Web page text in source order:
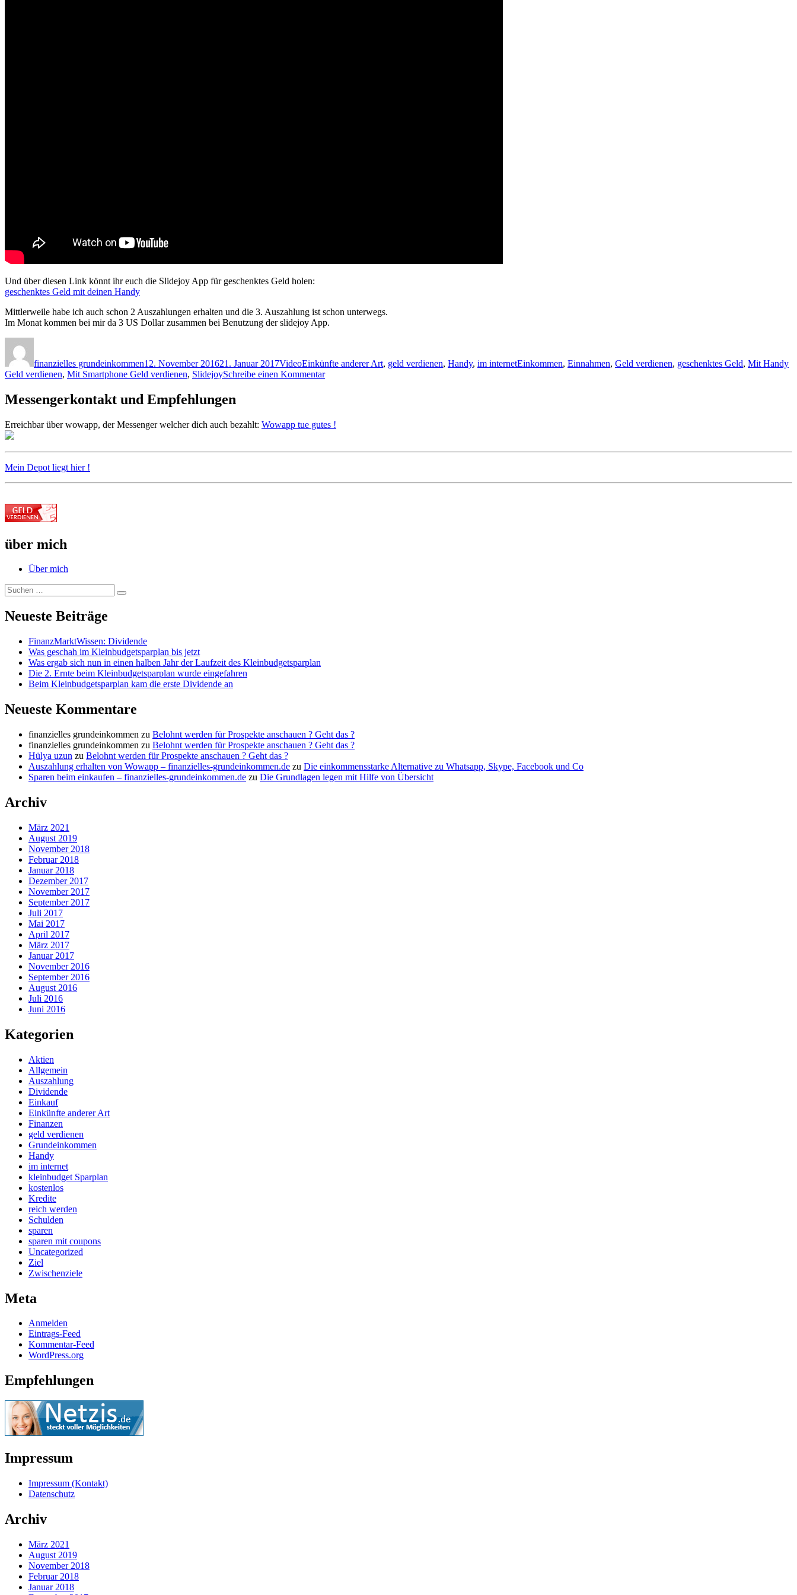
Und über diesen Link könnt ihr euch die Slidejoy App für geschenktes Geld holen:
geschenktes Geld mit deinen Handy
Mittlerweile habe ich auch schon 2 Auszahlungen erhalten und die 3. Auszahlung ist schon unterwegs.
Im Monat kommen bei mir da 3 US Dollar zusammen bei Benutzung der slidejoy App.
finanzielles grundeinkommen12. November 201621. Januar 2017VideoEinkünfte anderer Art, geld verdienen, Handy, im internetEinkommen, Einnahmen, Geld verdienen, geschenktes Geld, Mit Handy
Geld verdienen, Mit Smartphone Geld verdienen, SlidejoySchreibe einen Kommentarzu
Slidejoy
Messengerkontakt und Empfehlungen
Erreichbar über wowapp, der Messenger welcher dich auch bezahlt: Wowapp tue gutes !
Mein Depot liegt hier !
über mich
Über mich
Suche
nach:
Suchen
Neueste Beiträge
FinanzMarktWissen: Dividende
Was geschah im Kleinbudgetsparplan bis jetzt
Was ergab sich nun in einen halben Jahr der Laufzeit des Kleinbudgetsparplan
Die 2. Ernte beim Kleinbudgetsparplan wurde eingefahren
Beim Kleinbudgetsparplan kam die erste Dividende an
Neueste Kommentare
finanzielles grundeinkommen zu Belohnt werden für Prospekte anschauen ? Geht das ?
finanzielles grundeinkommen zu Belohnt werden für Prospekte anschauen ? Geht das ?
Hülya uzun zu Belohnt werden für Prospekte anschauen ? Geht das ?
Auszahlung erhalten von Wowapp – finanzielles-grundeinkommen.de zu Die einkommensstarke Alternative zu Whatsapp, Skype, Facebook und Co
Sparen beim einkaufen – finanzielles-grundeinkommen.de zu Die Grundlagen legen mit Hilfe von Übersicht
Archiv
März 2021
August 2019
November 2018
Februar 2018
Januar 2018
Dezember 2017
November 2017
September 2017
Juli 2017
Mai 2017
April 2017
März 2017
Januar 2017
November 2016
September 2016
August 2016
Juli 2016
Juni 2016
Kategorien
Aktien
Allgemein
Auszahlung
Dividende
Einkauf
Einkünfte anderer Art
Finanzen
geld verdienen
Grundeinkommen
Handy
im internet
kleinbudget Sparplan
kostenlos
Kredite
reich werden
Schulden
sparen
sparen mit coupons
Uncategorized
Ziel
Zwischenziele
Meta
Anmelden
Eintrags-Feed
Kommentar-Feed
WordPress.org
Empfehlungen
Impressum
Impressum (Kontakt)
Datenschutz
Archiv
März 2021
August 2019
November 2018
Februar 2018
Januar 2018